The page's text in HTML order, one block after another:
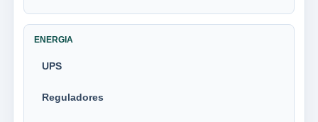
ENERGIA
UPS
Reguladores